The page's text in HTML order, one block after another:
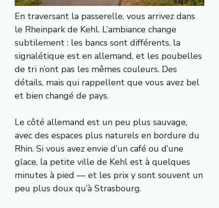
En traversant la passerelle, vous arrivez dans
le Rheinpark de Kehl. L’ambiance change
subtilement : les bancs sont différents, la
signalétique est en allemand, et les poubelles
de tri n’ont pas les mêmes couleurs. Des
détails, mais qui rappellent que vous avez bel
et bien changé de pays.
Le côté allemand est un peu plus sauvage,
avec des espaces plus naturels en bordure du
Rhin. Si vous avez envie d’un café ou d’une
glace, la petite ville de Kehl est à quelques
minutes à pied — et les prix y sont souvent un
peu plus doux qu’à Strasbourg.